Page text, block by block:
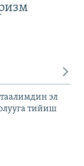
эл
тийиш